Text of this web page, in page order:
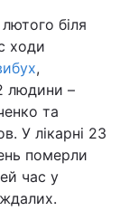
біля
ходи
,
людини –
та
У лікарні 23
померли
час у